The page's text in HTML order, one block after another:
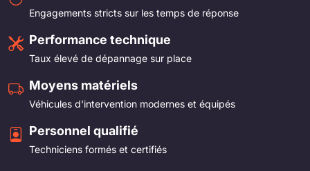
Engagements stricts sur les temps de réponse
Performance technique
Taux élevé de dépannage sur place
Moyens matériels
Véhicules d'intervention modernes et équipés
Personnel qualifié
Techniciens formés et certifiés